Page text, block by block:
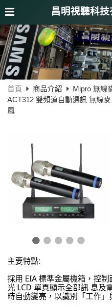
昌明視聽科技
首頁 商品介紹 Mipro 無線
ACT312 雙頻道自動選訊 無線
風
主要特點:
採用 EIA 標準金屬機箱，控
光 LCD 單頁顯示全部訊 息及
時自動變亮，以識別「工作」